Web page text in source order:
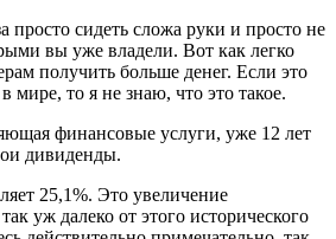
просто сидеть сложа руки и просто не
вы уже владели. Вот как легко
получить больше денег. Если это
мире, то я не знаю, что это такое.
финансовые услуги, уже 12 лет
дивиденды.
25,1%. Это увеличение
уж далеко от этого исторического